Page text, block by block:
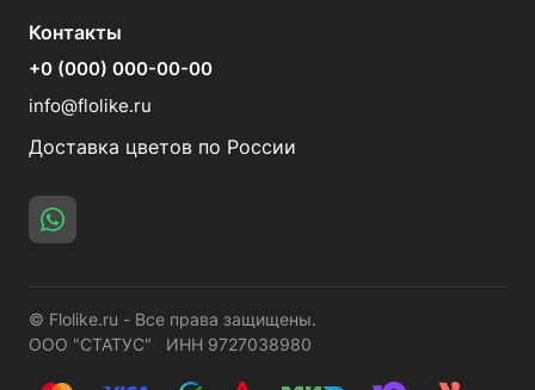
Контакты
+0 (000) 000-00-00
info@flolike.ru
Доставка цветов по России
© Flolike.ru - Все права защищены.
ООО "СТАТУС" ИНН 9727038980